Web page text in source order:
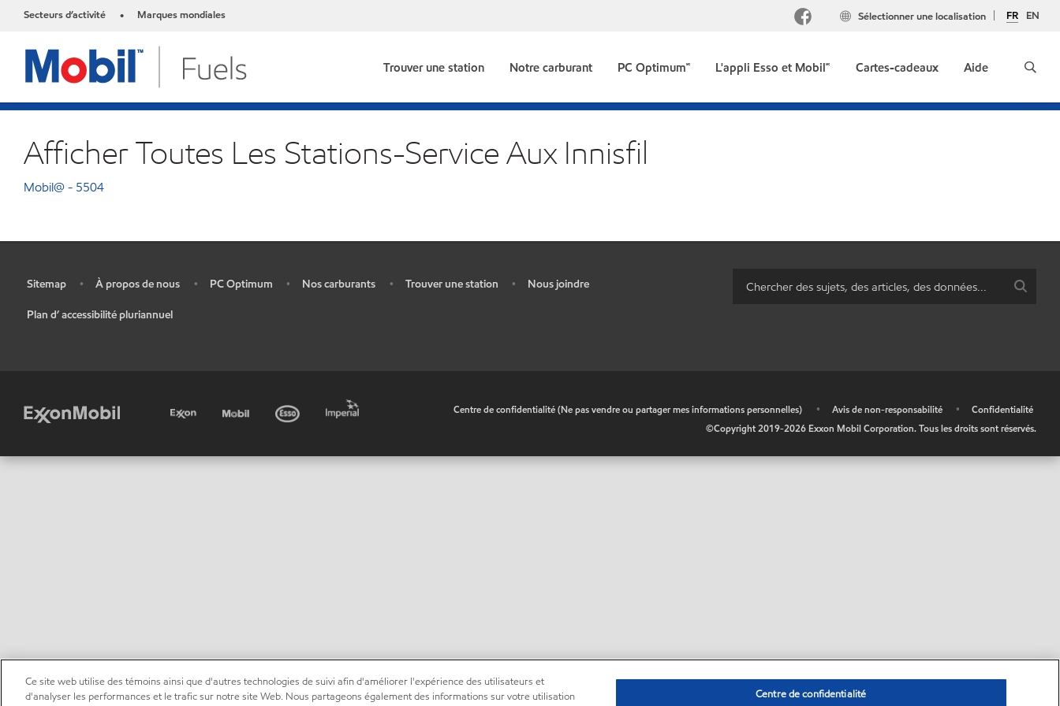
Secteurs d’activité • Marques mondiales FR EN
Sélectionner une localisation
Trouver une station Notre carburant PC Optimum🅪 L'appli Esso et Mobil🅪 Cartes-cadeaux Aide
Afficher Toutes Les Stations-Service Aux Innisfil
Mobil@ - 5504
Sitemap • À propos de nous • PC Optimum • Nos carburants • Trouver une station • Nous joindre
Plan d’ accessibilité pluriannuel
Centre de confidentialité (Ne pas vendre ou partager mes informations personnelles) • Avis de non-responsabilité •
Confidentialité
©Copyright 2019-2026 Exxon Mobil Corporation. Tous les droits sont réservés.
Ce site web utilise des témoins ainsi que d'autres technologies de suivi afin d'améliorer l'expérience des utilisateurs et
d'analyser les performances et le trafic sur notre site Web. Nous partageons également des informations sur votre utilisation
Centre de confidentialité